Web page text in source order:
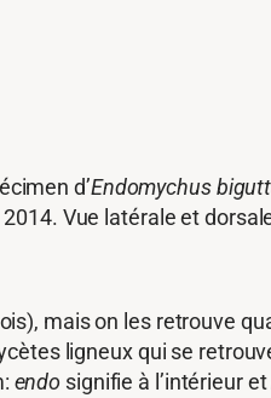
d’Endomychus
Vue latérale et
mais on les retrouve
ligneux qui se
endo signifie à l’intérieur et